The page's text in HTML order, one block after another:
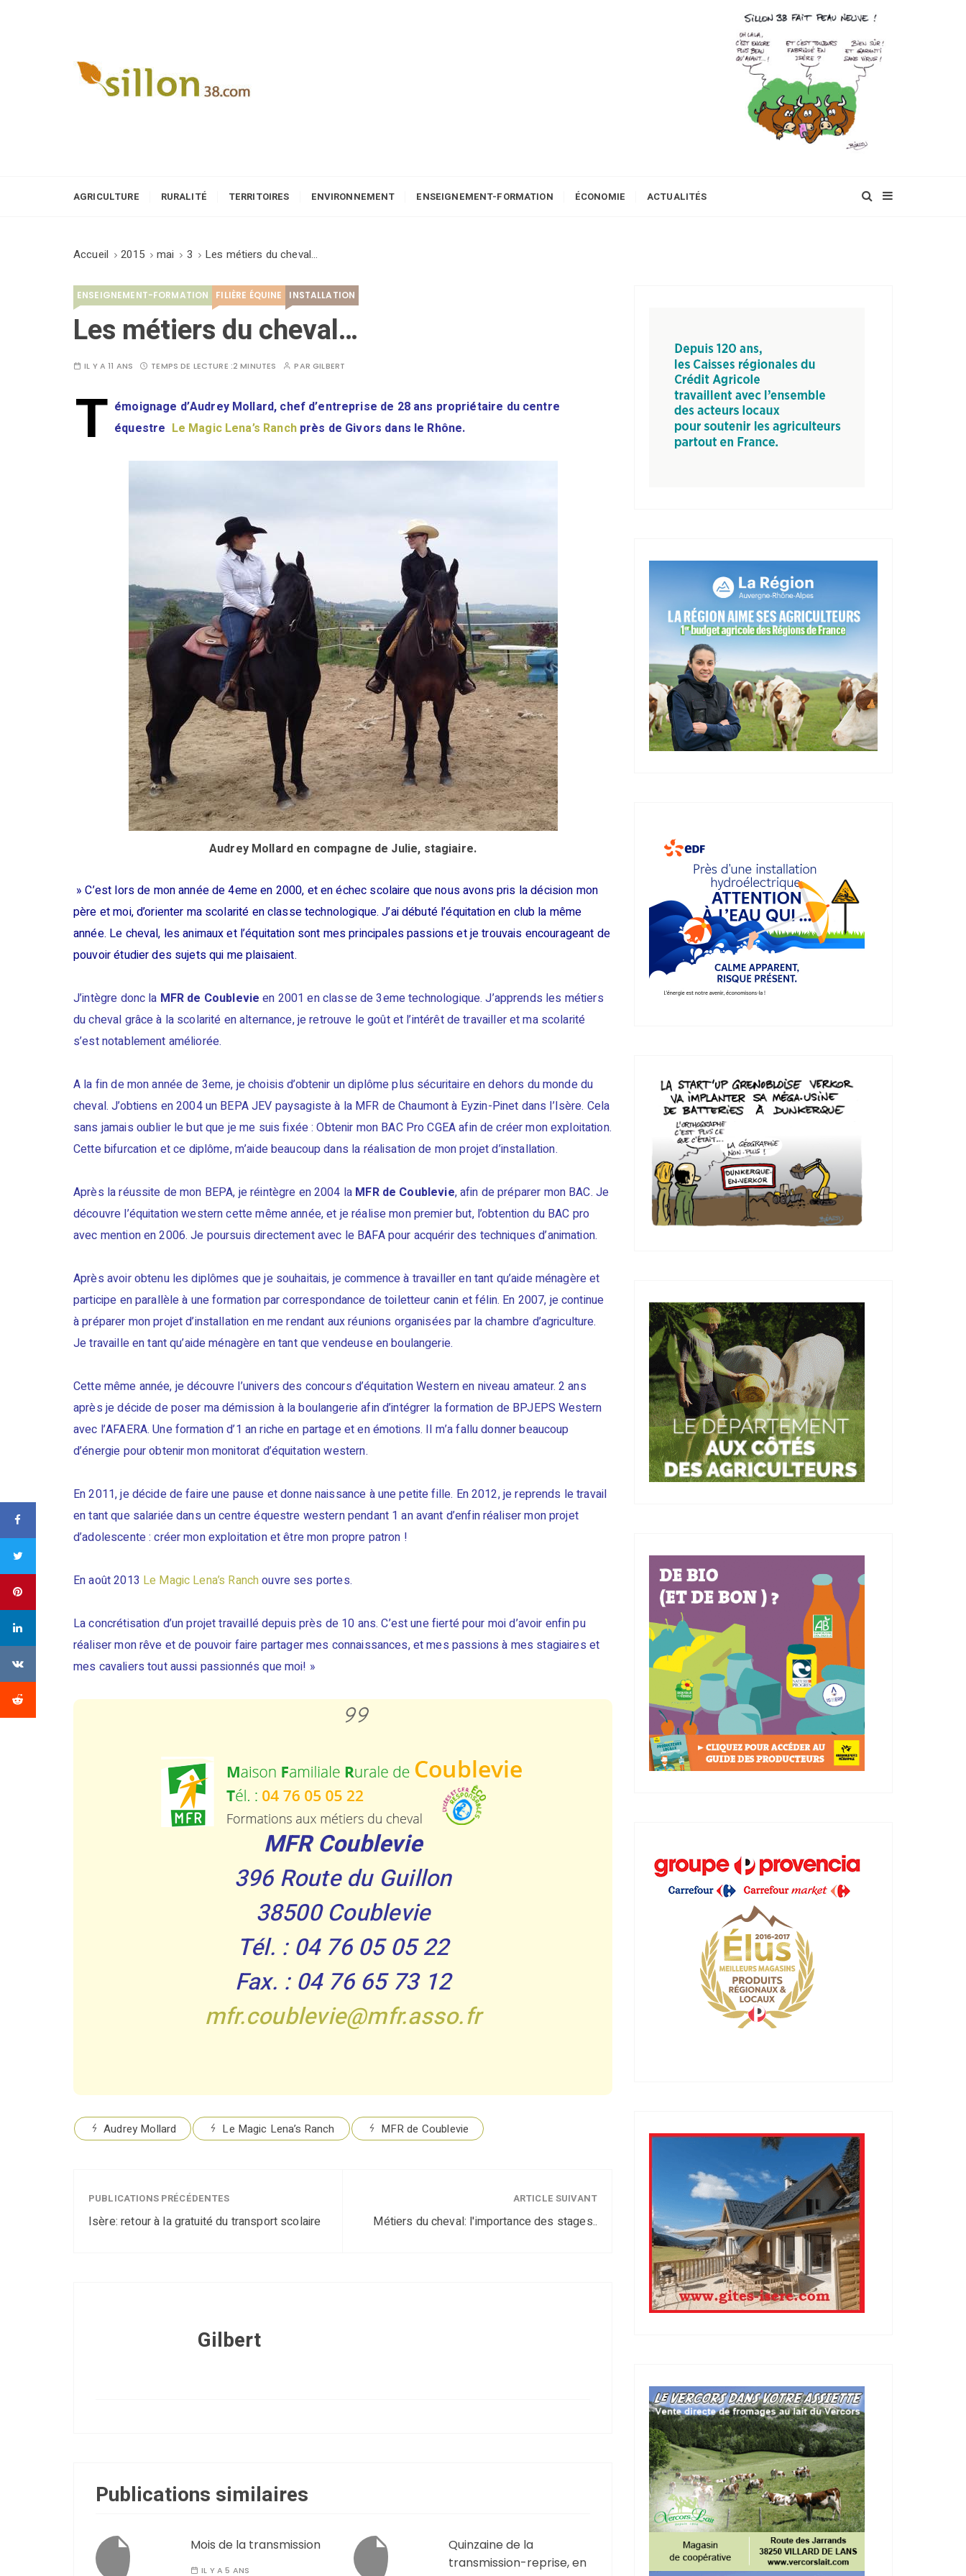
AGRICULTURE RURALITÉ TERRITOIRES ENVIRONNEMENT ENSEIGNEMENT-FORMATION ÉCONOMIE ACTUALITÉS
Accueil 2015 mai 3 Les métiers du cheval…
ENSEIGNEMENT-FORMATION FILIÈRE ÉQUINE INSTALLATION
Les métiers du cheval…
IL Y A 11 ANS TEMPS DE LECTURE :2 MINUTES PARGILBERT
T émoignage d’Audrey Mollard, chef d’entreprise de 28 ans propriétaire du centre
équestre Le Magic Lena’s Ranchprès de Givors dans le Rhône.
Audrey Mollard en compagne de Julie, stagiaire.
» C’est lors de mon année de 4eme en 2000, et en échec scolaire que nous avons pris la décision mon
père et moi, d’orienter ma scolarité en classe technologique. J’ai débuté l’équitation en club la même
année. Le cheval, les animaux et l’équitation sont mes principales passions et je trouvais encourageant de
pouvoir étudier des sujets qui me plaisaient.
J’intègre donc la MFR de Coublevie en 2001 en classe de 3eme technologique. J’apprends les métiers
du cheval grâce à la scolarité en alternance, je retrouve le goût et l’intérêt de travailler et ma scolarité
s’est notablement améliorée.
A la fin de mon année de 3eme, je choisis d’obtenir un diplôme plus sécuritaire en dehors du monde du
cheval. J’obtiens en 2004 un BEPA JEV paysagiste à la MFR de Chaumont à Eyzin-Pinet dans l’Isère. Cela
sans jamais oublier le but que je me suis fixée : Obtenir mon BAC Pro CGEA afin de créer mon exploitation.
Cette bifurcation et ce diplôme, m’aide beaucoup dans la réalisation de mon projet d’installation.
Après la réussite de mon BEPA, je réintègre en 2004 la MFR de Coublevie, afin de préparer mon BAC. Je
découvre l’équitation western cette même année, et je réalise mon premier but, l’obtention du BAC pro
avec mention en 2006. Je poursuis directement avec le BAFA pour acquérir des techniques d’animation.
Après avoir obtenu les diplômes que je souhaitais, je commence à travailler en tant qu’aide ménagère et
participe en parallèle à une formation par correspondance de toiletteur canin et félin. En 2007, je continue
à préparer mon projet d’installation en me rendant aux réunions organisées par la chambre d’agriculture.
Je travaille en tant qu’aide ménagère en tant que vendeuse en boulangerie.
Cette même année, je découvre l’univers des concours d’équitation Western en niveau amateur. 2 ans
après je décide de poser ma démission à la boulangerie afin d’intégrer la formation de BPJEPS Western
avec l’AFAERA. Une formation d’1 an riche en partage et en émotions. Il m’a fallu donner beaucoup
d’énergie pour obtenir mon monitorat d’équitation western.
En 2011, je décide de faire une pause et donne naissance à une petite fille. En 2012, je reprends le travail
en tant que salariée dans un centre équestre western pendant 1 an avant d’enfin réaliser mon projet
d’adolescente : créer mon exploitation et être mon propre patron !
En août 2013 Le Magic Lena’s Ranchouvre ses portes.
La concrétisation d’un projet travaillé depuis près de 10 ans. C’est une fierté pour moi d’avoir enfin pu
réaliser mon rêve et de pouvoir faire partager mes connaissances, et mes passions à mes stagiaires et
mes cavaliers tout aussi passionnés que moi! »
MFR Coublevie
396 Route du Guillon
38500 Coublevie
Tél. : 04 76 05 05 22
Fax. : 04 76 65 73 12
mfr.coublevie@mfr.asso.fr
Audrey Mollard Le Magic Lena’s Ranch MFR de Coublevie
PUBLICATIONS PRÉCÉDENTES
Isère: retour à la gratuité du transport scolaire
ARTICLE SUIVANT
Métiers du cheval: l'importance des stages..
Gilbert
Publications similaires
Mois de la transmission
IL Y A 5 ANS
Quinzaine de la
transmission-reprise, en